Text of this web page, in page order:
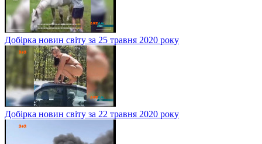
Добірка новин світу за 25 травня 2020 року
Добірка новин світу за 22 травня 2020 року